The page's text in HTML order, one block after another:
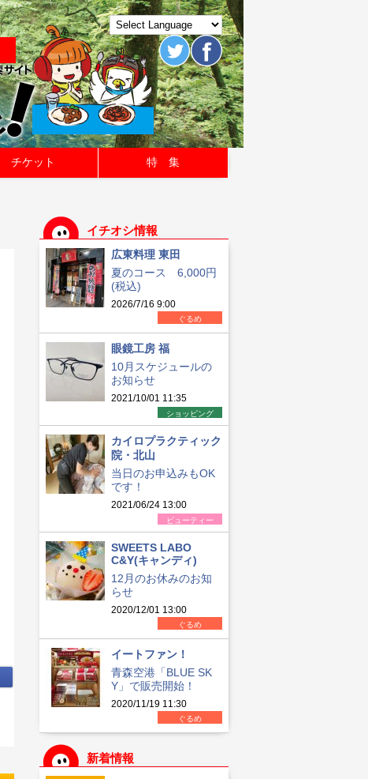
チケット 特 集
イチオシ情報
広東料理 東田
夏のコース 6,000円
(税込)
2026/7/16 9:00
ぐるめ
眼鏡工房 福
10月スケジュールの
お知らせ
2021/10/01 11:35
ショッピング
カイロプラクティック
院・北山
当日のお申込みもOK
です！
2021/06/24 13:00
ビューティー
SWEETS LABO
C&Y(キャンディ)
12月のお休みのお知
らせ
2020/12/01 13:00
ぐるめ
イートファン！
青森空港「BLUE SK
Y」で販売開始！
2020/11/19 11:30
ぐるめ
新着情報